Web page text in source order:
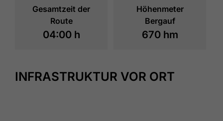
Gesamtzeit der
Route
04:00 h
Höhenmeter
Bergauf
670 hm
INFRASTRUKTUR VOR ORT